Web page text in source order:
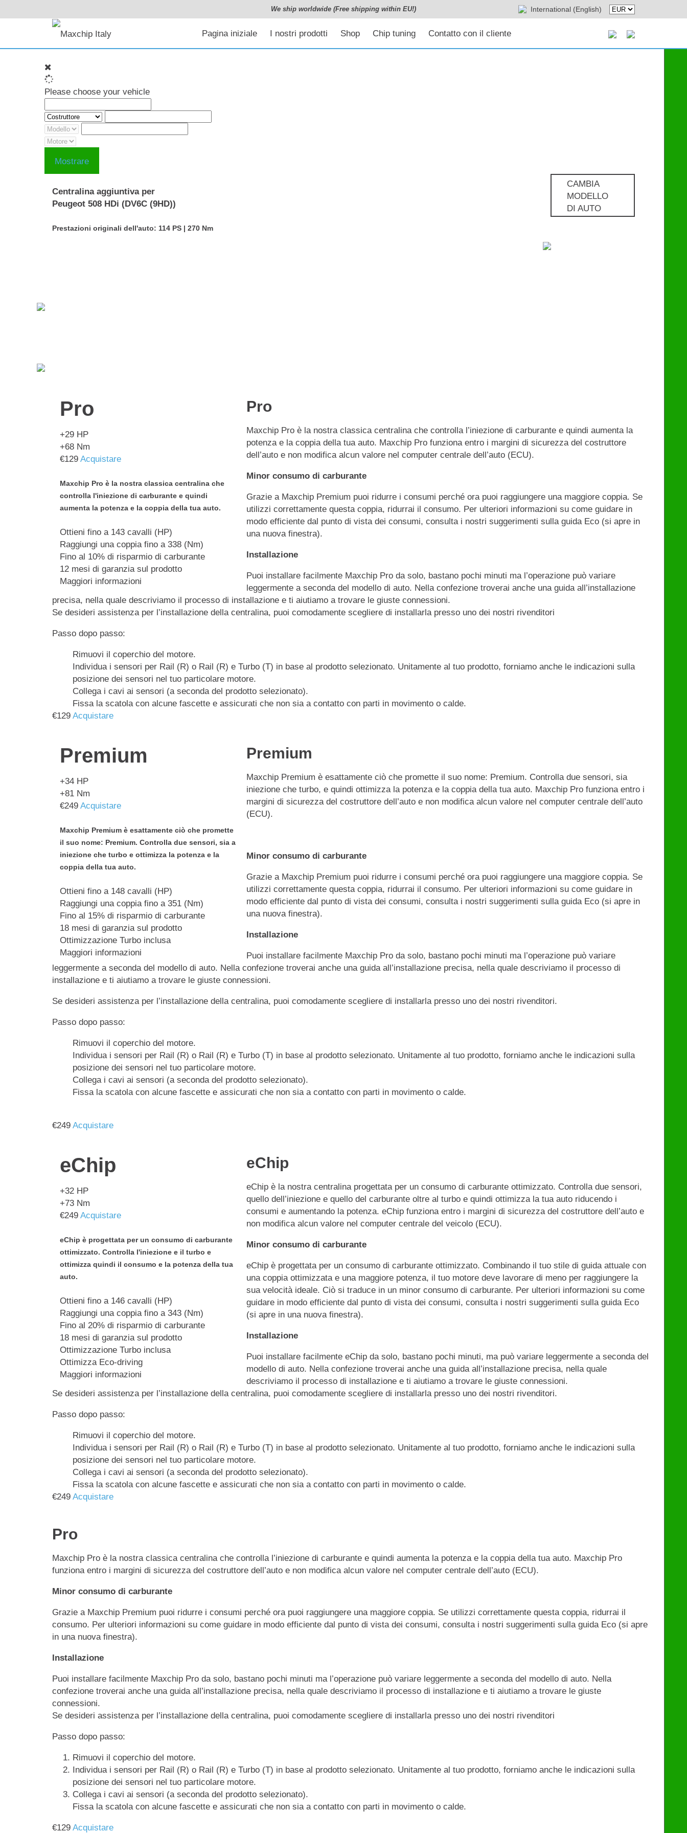
We ship worldwide (Free shipping within EU!) International (English)
Pagina iniziale I nostri prodotti Shop Chip tuning Contatto con il cliente
Please choose your vehicle
Mostrare
Centralina aggiuntiva per
Peugeot 508 HDi (DV6C (9HD))
Prestazioni originali dell'auto: 114 PS | 270 Nm
CAMBIA
MODELLO
DI AUTO
Pro
+29 HP
+68 Nm
€129 Acquistare
Maxchip Pro è la nostra classica centralina che
controlla l'iniezione di carburante e quindi
aumenta la potenza e la coppia della tua auto.
Ottieni fino a 143 cavalli (HP)
Raggiungi una coppia fino a 338 (Nm)
Fino al 10% di risparmio di carburante
12 mesi di garanzia sul prodotto
Maggiori informazioni
Pro
Maxchip Pro è la nostra classica centralina che controlla l’iniezione di carburante e quindi aumenta la
potenza e la coppia della tua auto. Maxchip Pro funziona entro i margini di sicurezza del costruttore
dell’auto e non modifica alcun valore nel computer centrale dell’auto (ECU).
Minor consumo di carburante
Grazie a Maxchip Premium puoi ridurre i consumi perché ora puoi raggiungere una maggiore coppia. Se
utilizzi correttamente questa coppia, ridurrai il consumo. Per ulteriori informazioni su come guidare in
modo efficiente dal punto di vista dei consumi, consulta i nostri suggerimenti sulla guida Eco (si apre in
una nuova finestra).
Installazione
Puoi installare facilmente Maxchip Pro da solo, bastano pochi minuti ma l’operazione può variare
leggermente a seconda del modello di auto. Nella confezione troverai anche una guida all’installazione
precisa, nella quale descriviamo il processo di installazione e ti aiutiamo a trovare le giuste connessioni.
Se desideri assistenza per l’installazione della centralina, puoi comodamente scegliere di installarla presso uno dei nostri rivenditori
Passo dopo passo:
Rimuovi il coperchio del motore.
Individua i sensori per Rail (R) o Rail (R) e Turbo (T) in base al prodotto selezionato. Unitamente al tuo prodotto, forniamo anche le indicazioni sulla
posizione dei sensori nel tuo particolare motore.
Collega i cavi ai sensori (a seconda del prodotto selezionato).
Fissa la scatola con alcune fascette e assicurati che non sia a contatto con parti in movimento o calde.
€129 Acquistare
Premium
+34 HP
+81 Nm
€249 Acquistare
Maxchip Premium è esattamente ciò che promette
il suo nome: Premium. Controlla due sensori, sia a
iniezione che turbo e ottimizza la potenza e la
coppia della tua auto.
Ottieni fino a 148 cavalli (HP)
Raggiungi una coppia fino a 351 (Nm)
Fino al 15% di risparmio di carburante
18 mesi di garanzia sul prodotto
Ottimizzazione Turbo inclusa
Maggiori informazioni
Premium
Maxchip Premium è esattamente ciò che promette il suo nome: Premium. Controlla due sensori, sia
iniezione che turbo, e quindi ottimizza la potenza e la coppia della tua auto. Maxchip Pro funziona entro i
margini di sicurezza del costruttore dell’auto e non modifica alcun valore nel computer centrale dell’auto
(ECU).
Minor consumo di carburante
Grazie a Maxchip Premium puoi ridurre i consumi perché ora puoi raggiungere una maggiore coppia. Se
utilizzi correttamente questa coppia, ridurrai il consumo. Per ulteriori informazioni su come guidare in
modo efficiente dal punto di vista dei consumi, consulta i nostri suggerimenti sulla guida Eco (si apre in
una nuova finestra).
Installazione
Puoi installare facilmente Maxchip Pro da solo, bastano pochi minuti ma l’operazione può variare
leggermente a seconda del modello di auto. Nella confezione troverai anche una guida all’installazione precisa, nella quale descriviamo il processo di
installazione e ti aiutiamo a trovare le giuste connessioni.
Se desideri assistenza per l’installazione della centralina, puoi comodamente scegliere di installarla presso uno dei nostri rivenditori.
Passo dopo passo:
Rimuovi il coperchio del motore.
Individua i sensori per Rail (R) o Rail (R) e Turbo (T) in base al prodotto selezionato. Unitamente al tuo prodotto, forniamo anche le indicazioni sulla
posizione dei sensori nel tuo particolare motore.
Collega i cavi ai sensori (a seconda del prodotto selezionato).
Fissa la scatola con alcune fascette e assicurati che non sia a contatto con parti in movimento o calde.
€249 Acquistare
eChip
+32 HP
+73 Nm
€249 Acquistare
eChip è progettata per un consumo di carburante
ottimizzato. Controlla l'iniezione e il turbo e
ottimizza quindi il consumo e la potenza della tua
auto.
Ottieni fino a 146 cavalli (HP)
Raggiungi una coppia fino a 343 (Nm)
Fino al 20% di risparmio di carburante
18 mesi di garanzia sul prodotto
Ottimizzazione Turbo inclusa
Ottimizza Eco-driving
Maggiori informazioni
eChip
eChip è la nostra centralina progettata per un consumo di carburante ottimizzato. Controlla due sensori,
quello dell’iniezione e quello del carburante oltre al turbo e quindi ottimizza la tua auto riducendo i
consumi e aumentando la potenza. eChip funziona entro i margini di sicurezza del costruttore dell’auto e
non modifica alcun valore nel computer centrale del veicolo (ECU).
Minor consumo di carburante
eChip è progettata per un consumo di carburante ottimizzato. Combinando il tuo stile di guida attuale con
una coppia ottimizzata e una maggiore potenza, il tuo motore deve lavorare di meno per raggiungere la
sua velocità ideale. Ciò si traduce in un minor consumo di carburante. Per ulteriori informazioni su come
guidare in modo efficiente dal punto di vista dei consumi, consulta i nostri suggerimenti sulla guida Eco
(si apre in una nuova finestra).
Installazione
Puoi installare facilmente eChip da solo, bastano pochi minuti, ma può variare leggermente a seconda del
modello di auto. Nella confezione troverai anche una guida all’installazione precisa, nella quale
descriviamo il processo di installazione e ti aiutiamo a trovare le giuste connessioni.
Se desideri assistenza per l’installazione della centralina, puoi comodamente scegliere di installarla presso uno dei nostri rivenditori.
Passo dopo passo:
Rimuovi il coperchio del motore.
Individua i sensori per Rail (R) o Rail (R) e Turbo (T) in base al prodotto selezionato. Unitamente al tuo prodotto, forniamo anche le indicazioni sulla
posizione dei sensori nel tuo particolare motore.
Collega i cavi ai sensori (a seconda del prodotto selezionato).
Fissa la scatola con alcune fascette e assicurati che non sia a contatto con parti in movimento o calde.
€249 Acquistare
Pro
Maxchip Pro è la nostra classica centralina che controlla l’iniezione di carburante e quindi aumenta la potenza e la coppia della tua auto. Maxchip Pro
funziona entro i margini di sicurezza del costruttore dell’auto e non modifica alcun valore nel computer centrale dell’auto (ECU).
Minor consumo di carburante
Grazie a Maxchip Premium puoi ridurre i consumi perché ora puoi raggiungere una maggiore coppia. Se utilizzi correttamente questa coppia, ridurrai il
consumo. Per ulteriori informazioni su come guidare in modo efficiente dal punto di vista dei consumi, consulta i nostri suggerimenti sulla guida Eco (si apre
in una nuova finestra).
Installazione
Puoi installare facilmente Maxchip Pro da solo, bastano pochi minuti ma l’operazione può variare leggermente a seconda del modello di auto. Nella
confezione troverai anche una guida all’installazione precisa, nella quale descriviamo il processo di installazione e ti aiutiamo a trovare le giuste
connessioni.
Se desideri assistenza per l’installazione della centralina, puoi comodamente scegliere di installarla presso uno dei nostri rivenditori
Passo dopo passo:
Rimuovi il coperchio del motore.
Individua i sensori per Rail (R) o Rail (R) e Turbo (T) in base al prodotto selezionato. Unitamente al tuo prodotto, forniamo anche le indicazioni sulla
posizione dei sensori nel tuo particolare motore.
Collega i cavi ai sensori (a seconda del prodotto selezionato).
Fissa la scatola con alcune fascette e assicurati che non sia a contatto con parti in movimento o calde.
€129 Acquistare